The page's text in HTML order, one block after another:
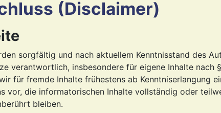
(Disclaimer)
sorgfältig und nach aktuellem Kenntnisstand des
verantwortlich, insbesondere für eigene Inhalte nach
für fremde Inhalte frühestens ab Kenntniserlangung
vor, die informatorischen Inhalte vollständig oder
bleiben.